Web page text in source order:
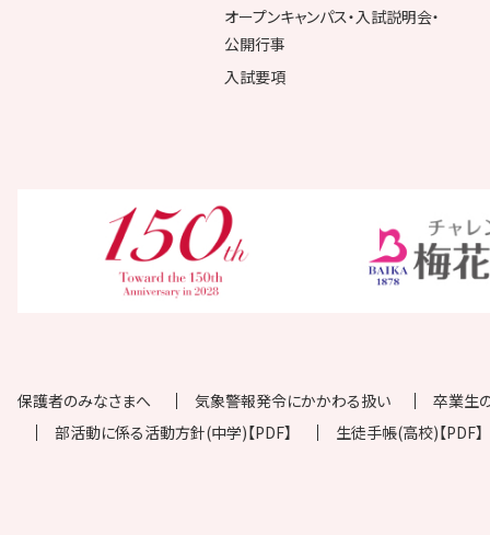
オープンキャンパス・入試説明会・
公開行事
入試要項
保護者のみなさまへ 気象警報発令にかかわる扱い
卒業生
部活動に係る活動方針(中学)【PDF】
生徒手帳(高校)【PDF】